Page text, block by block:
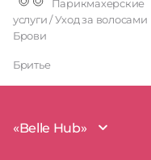
услуги / Уход за волосами
Брови
Бритье
«Belle Hub»